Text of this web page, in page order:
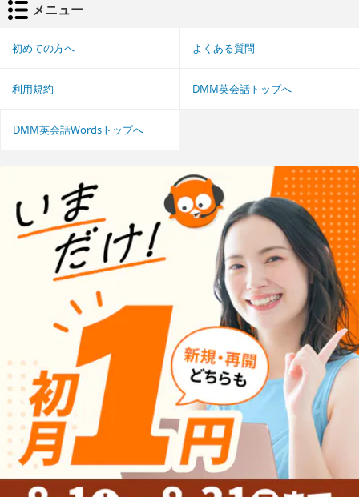
メニュー
初めての方へ よくある質問
利用規約 DMM英会話トップへ
DMM英会話Wordsトップへ